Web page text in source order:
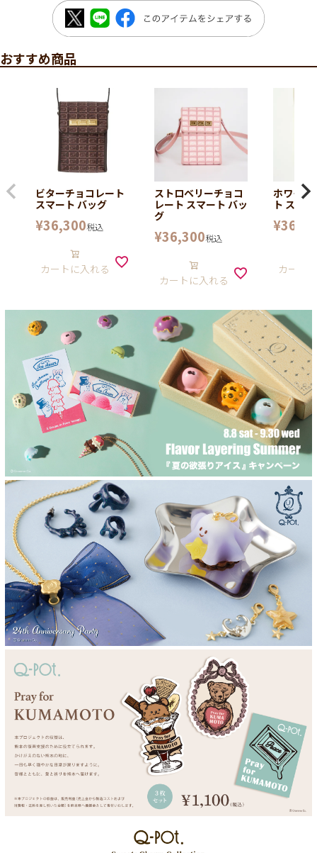
おすすめ商品
ビターチョコレート
スマート バッグ
¥36,300税込
カートに入れる
ストロベリーチョコ
レート スマート バッ
グ
¥36,300税込
カートに入れる
ホワイト
ト スマ
¥
カート